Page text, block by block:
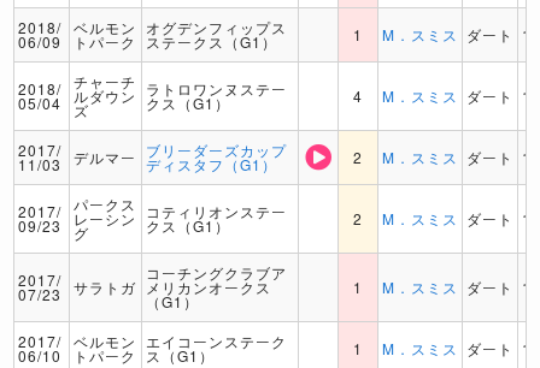
2018/
06/09
ベルモン
トパーク
オグデンフィップス
ステークス（G1） 1 M．スミス ダート
2018/
05/04
チャーチ
ルダウン
ズ
ラトロワンヌステー
クス（G1） 4 M．スミス ダート
2017/
11/03 デルマー ブリーダーズカップ
ディスタフ（G1） 2 M．スミス ダート
2017/
09/23
パークス
レーシン
グ
コティリオンステー
クス（G1） 2 M．スミス ダート
2017/
07/23 サラトガ
コーチングクラブア
メリカンオークス
（G1）
1 M．スミス ダート
2017/
06/10
ベルモン
トパーク
エイコーンステーク
ス（G1） 1 M．スミス ダート